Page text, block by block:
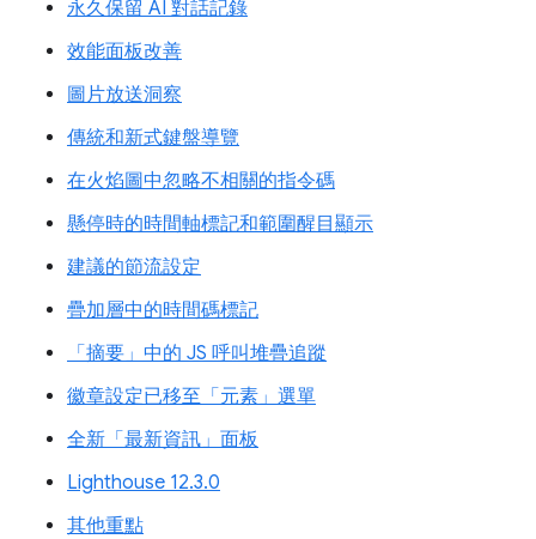
永久保留 AI 對話記錄
效能面板改善
圖片放送洞察
傳統和新式鍵盤導覽
在火焰圖中忽略不相關的指令碼
懸停時的時間軸標記和範圍醒目顯示
建議的節流設定
疊加層中的時間碼標記
「摘要」中的 JS 呼叫堆疊追蹤
徽章設定已移至「元素」選單
全新「最新資訊」面板
Lighthouse 12.3.0
其他重點